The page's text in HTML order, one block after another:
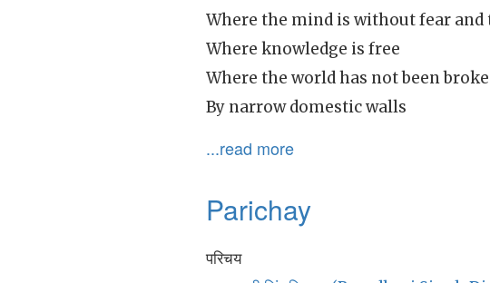
Where the mind is without fear and
Where knowledge is free
Where the world has not been
By narrow domestic walls
...read more
Parichay
परिचय